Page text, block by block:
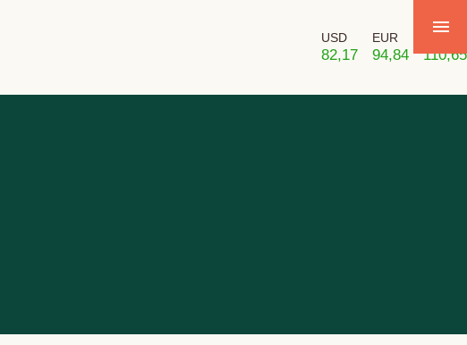
USD
82,17
EUR
94,84 110,65